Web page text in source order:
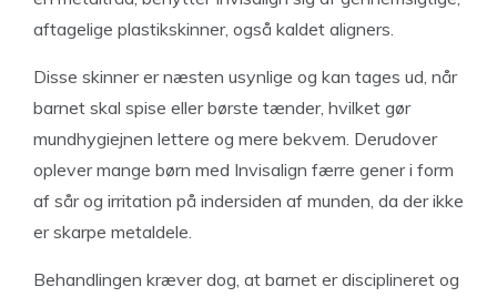
aftagelige plastikskinner, også kaldet aligners.
Disse skinner er næsten usynlige og kan tages ud, når
barnet skal spise eller børste tænder, hvilket gør
mundhygiejnen lettere og mere bekvem. Derudover
oplever mange børn med Invisalign færre gener i form
af sår og irritation på indersiden af munden, da der ikke
er skarpe metaldele.
Behandlingen kræver dog, at barnet er disciplineret og